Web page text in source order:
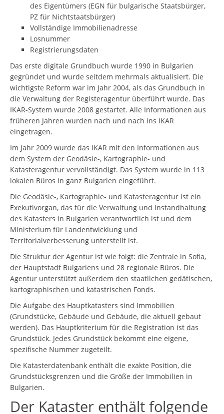
des Eigentümers (EGN für bulgarische Staatsbürger,
PZ für Nichtstaatsbürger)
Vollständige Immobilienadresse
Losnummer
Registrierungsdaten
Das erste digitale Grundbuch wurde 1990 in Bulgarien
gegründet und wurde seitdem mehrmals aktualisiert. Die
wichtigste Reform war im Jahr 2004, als das Grundbuch in
die Verwaltung der Registeragentur überführt wurde. Das
IKAR-System wurde 2008 gestartet. Alle Informationen aus
früheren Jahren wurden nach und nach ins IKAR
eingetragen.
Im Jahr 2009 wurde das IKAR mit den Informationen aus
dem System der Geodäsie-, Kartographie- und
Katasteragentur vervollständigt. Das System wurde in 113
lokalen Büros in ganz Bulgarien eingeführt.
Die Geodäsie-, Kartographie- und Katasteragentur ist ein
Exekutivorgan, das für die Verwaltung und Instandhaltung
des Katasters in Bulgarien verantwortlich ist und dem
Ministerium für Landentwicklung und
Territorialverbesserung unterstellt ist.
Die Struktur der Agentur ist wie folgt: die Zentrale in Sofia,
der Hauptstadt Bulgariens und 28 regionale Büros. Die
Agentur unterstützt außerdem den staatlichen gedätischen,
kartographischen und katastrischen Fonds.
Die Aufgabe des Hauptkatasters sind Immobilien
(Grundstücke, Gebäude und Gebäude, die aktuell gebaut
werden). Das Hauptkriterium für die Registration ist das
Grundstück. Jedes Grundstück bekommt eine eigene,
spezifische Nummer zugeteilt.
Die Katasterdatenbank enthält die exakte Position, die
Grundstücksgrenzen und die Größe der Immobilien in
Bulgarien.
Der Kataster enthält folgende